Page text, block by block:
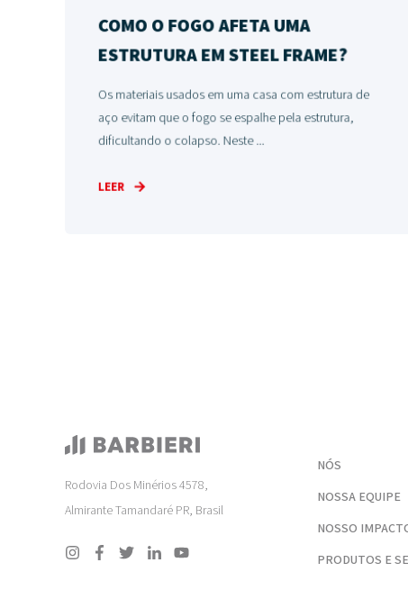
COMO O FOGO AFETA UMA
ESTRUTURA EM STEEL FRAME?
Os materiais usados em uma casa com estrutura de
aço evitam que o fogo se espalhe pela estrutura,
dificultando o colapso. Neste ...
LEER
Rodovia Dos Minérios 4578,
Almirante Tamandaré PR, Brasil
NÓS
NOSSA EQUIPE
NOSSO
PRODUTOS E